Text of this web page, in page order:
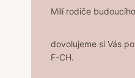
Milí rodiče
dovolujeme si Vás
F-CH.